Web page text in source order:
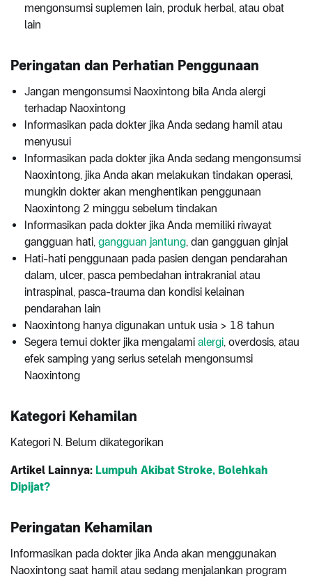
mengonsumsi suplemen lain, produk herbal, atau obat
lain
Peringatan dan Perhatian Penggunaan
Jangan mengonsumsi Naoxintong bila Anda alergi
terhadap Naoxintong
Informasikan pada dokter jika Anda sedang hamil atau
menyusui
Informasikan pada dokter jika Anda sedang mengonsumsi
Naoxintong, jika Anda akan melakukan tindakan operasi,
mungkin dokter akan menghentikan penggunaan
Naoxintong 2 minggu sebelum tindakan
Informasikan pada dokter jika Anda memiliki riwayat
gangguan hati, gangguan jantung, dan gangguan ginjal
Hati-hati penggunaan pada pasien dengan pendarahan
dalam, ulcer, pasca pembedahan intrakranial atau
intraspinal, pasca-trauma dan kondisi kelainan
pendarahan lain
Naoxintong hanya digunakan untuk usia > 18 tahun
Segera temui dokter jika mengalami alergi, overdosis, atau
efek samping yang serius setelah mengonsumsi
Naoxintong
Kategori Kehamilan
Kategori N. Belum dikategorikan
Artikel Lainnya: Lumpuh Akibat Stroke, Bolehkah
Dipijat?
Peringatan Kehamilan
Informasikan pada dokter jika Anda akan menggunakan
Naoxintong saat hamil atau sedang menjalankan program